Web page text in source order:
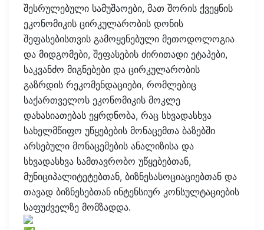
შესრულებული სამუშაოები, მათ შორის ქვეყნის
ეკონომიკის ცირკულარობის დონის
შეფასებისთვის გამოყენებული მეთოდოლოგია
და მიდგომები, შეფასების ძირითადი ეტაპები,
საკვანძო მიგნებები და ცირკულარობის
გაზრდის რეკომენდაციები, რომლებიც
საქართველოს ეკონომიკის მოკლე
დახასიათებას ეყრდნობა, რაც სხვადასხვა
სახელმწიფო უწყებების მონაცემთა ბაზებში
არსებული მონაცემების ანალიზისა და
სხვადასხვა სამთავრობო უწყებებთან,
მუნიციპალიტეტებთან, ბიზნესასოციაციებთან და
თავად ბიზნესებთან ინტენსიურ კონსულტაციების
საფუძველზე მომზადდა.